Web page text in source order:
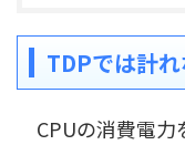
TDPでは計
CPUの消費電力